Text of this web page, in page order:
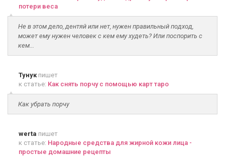
потери веса
Не в этом дело, дентяй или нет, нужен правильный подход,
может ему нужен человек с кем ему худеть? Или поспорить с
кем...
Тунукпишет
к статье: Как снять порчу с помощью карт таро
Как убрать порчу
werta пишет
к статье: Народные средства для жирной кожи лица -
простые домашние рецепты